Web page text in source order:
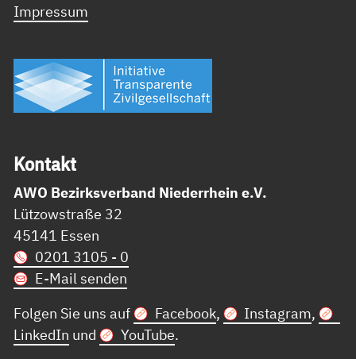
Impressum
Kon­takt
AWO Bezirksverband Niederrhein e.V.
Lützowstraße 32
45141 Essen
0201 3105 - 0
E-Mail senden
Folgen Sie uns auf
Facebook, Instagram,
LinkedIn und YouTube.